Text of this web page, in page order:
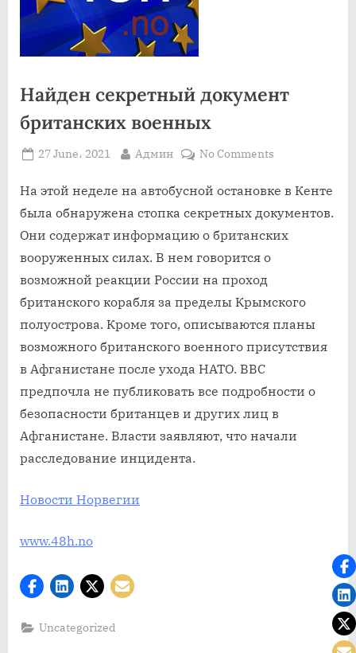
Найден секретный документ
британских военных
Posted
27 June، 2021 By
Админ No Commentson
секретный
документ
военных
На этой неделе на автобусной остановке в Кенте
была обнаружена стопка секретных документов.
Они содержат информацию о британских
вооруженных силах. В нем говорится о
возможной реакции России на проход
британского корабля за пределы Крымского
полуострова. Кроме того, описываются планы
возможного британского военного присутствия
в Афганистане после ухода НАТО. BBC
предпочла не публиковать все подробности о
безопасности британцев и других лиц в
Афганистане. Власти заявляют, что начали
расследование инцидента.
Новости Норвегии
www.48h.no
Uncategorized